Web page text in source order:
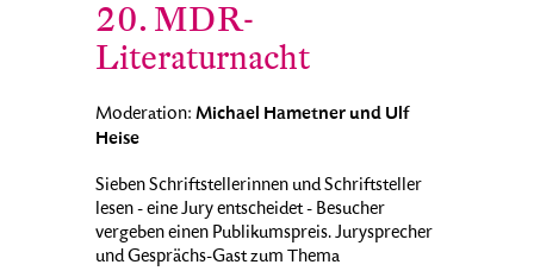
20. MDR-
Literaturnacht
Moderation: Michael Hametner und Ulf
Heise
Sieben Schriftstellerinnen und Schriftsteller
lesen - eine Jury entscheidet - Besucher
vergeben einen Publikumspreis. Jurysprecher
und Gesprächs-Gast zum Thema